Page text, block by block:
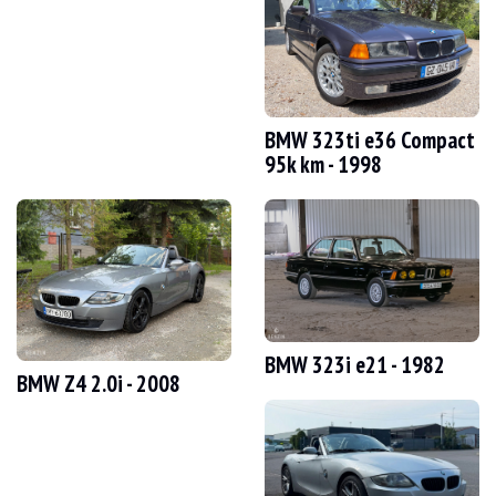
DOKUMENT REJESTRACYJNY POJAZDU
Opis
Prezentacja
To BMW M3 e36 3.0 z 1994 roku z Niemiec ma 140 500 km, certyfikowane
Zewnętrznie samochód jest w dobrym stanie. Lakier w odcieniu Dakar
BMW 323ti e36 Compact
95k km - 1998
BMW Z4 2.0i - 2008
BMW 323i e21 - 1982